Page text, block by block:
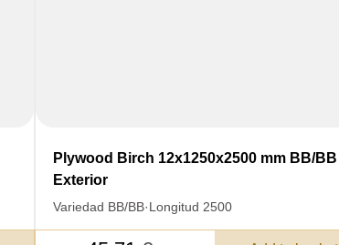
Plywood Birch 12x1250x2500 mm BB/BB
Exterior
Variedad BB/BB·Longitud 2500